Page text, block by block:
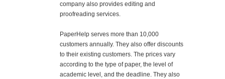
company also provides editing and
proofreading services.
PaperHelp serves more than 10,000
customers annually. They also offer discounts
to their existing customers. The prices vary
according to the type of paper, the level of
academic level, and the deadline. They also